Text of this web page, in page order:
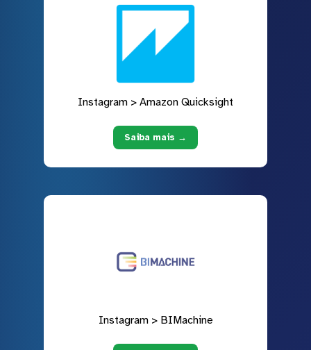
Instagram > Amazon Quicksight
Saiba mais →
Instagram > BIMachine